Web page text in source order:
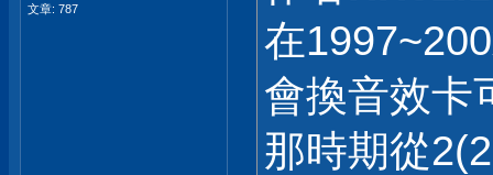
文章: 787
在
會換音效卡
那時期從